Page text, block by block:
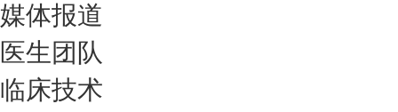
媒体报道
医生团队
临床技术